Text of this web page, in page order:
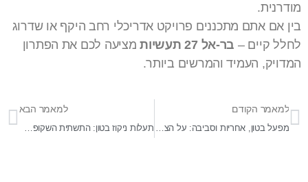
מודרנית.
בין אם אתם מתכננים פרויקט אדריכלי רחב היקף או שדרוג
לחלל קיים – בר-אל 27 תעשיות
מציעה לכם את הפתרון
המדויק, העמיד והמרשים ביותר.
למאמר הקודם
מפעל בטון, אחריות וסביבה: על הצורך בעמידה קפדנית בתקני איכות אוויר
למאמר הבא
תעלות ניקוז בטון: התשתית השקופה שמגנה על הסביבה הבנויה